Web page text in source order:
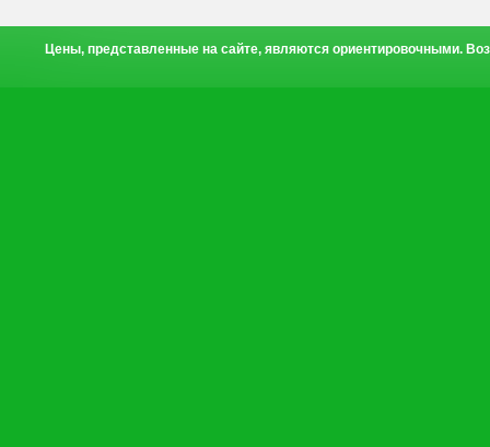
Цены, представленные на сайте, являются ориентировочными.